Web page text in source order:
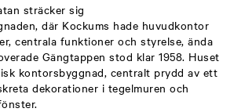
sträcker sig
där Kockums hade huvudkontor
centrala funktioner och styrelse, ända
Gängtappen stod klar 1958. Huset
kontorsbyggnad, centralt prydd av ett
dekorationer i tegelmuren och